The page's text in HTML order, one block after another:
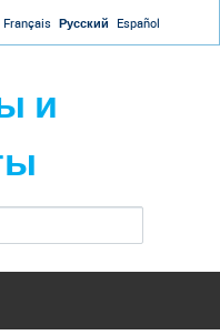
Français Русский Español
и